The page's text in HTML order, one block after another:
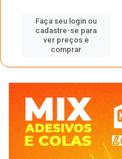
Faça seu login ou
cadastre-se para
ver preços e
comprar